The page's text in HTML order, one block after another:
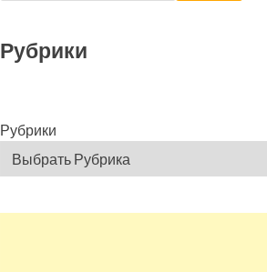
Рубрики
Рубрики